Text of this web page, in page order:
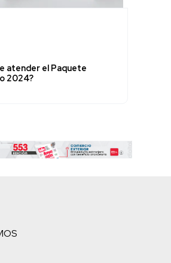
atender el Paquete
2024?